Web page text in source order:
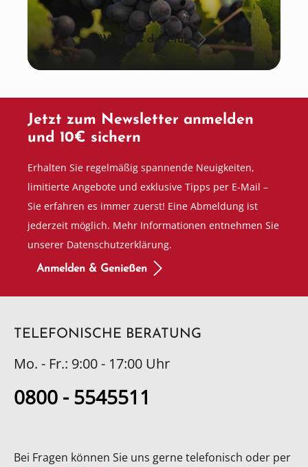
Wein aus der Pfalz
Jetzt zum Newsletter anmelden
und 10€ sichern
Erhalten Sie regelmäßig spannende Neuigkeiten,
limitierte Angebote und exklusive Tipps per E-Mail –
Sie erfahren es immer zuerst! Eine Abmeldung ist
jederzeit möglich. Mehr Informationen entnehmen Sie
unserer Datenschutzerklärung.
Anmelden & Genießen
TELEFONISCHE BERATUNG
Mo. - Fr.: 9:00 - 17:00 Uhr
0800 - 5545511
Bei Fragen können Sie uns gerne telefonisch oder per